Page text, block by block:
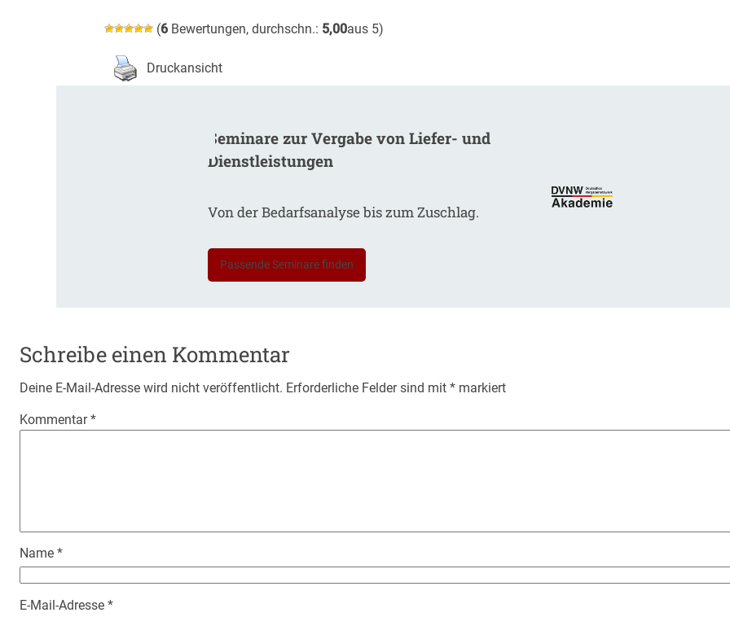
(6 Bewertungen, durchschn.: 5,00aus 5)
Druckansicht
Seminare zur Vergabe von Liefer- und
Dienstleistungen
Von der Bedarfsanalyse bis zum Zuschlag.
Passende Seminare finden
Schreibe einen Kommentar
Deine E-Mail-Adresse wird nicht veröffentlicht. Erforderliche Felder sind mit * markiert
Kommentar*
Name *
E-Mail-Adresse *